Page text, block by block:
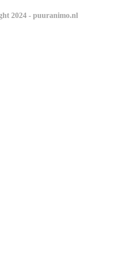
2024 - puuranimo.nl